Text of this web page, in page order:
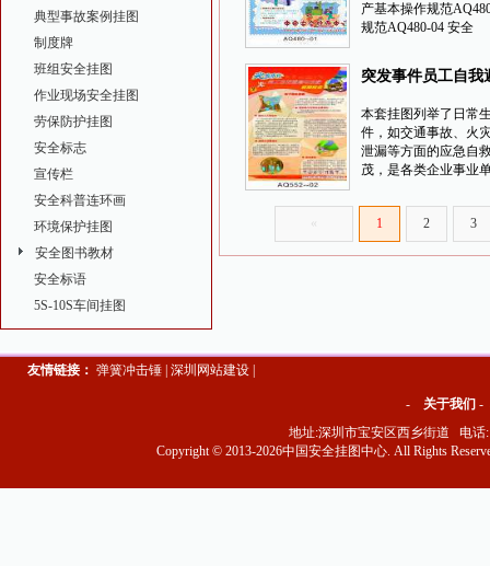
典型事故案例挂图
制度牌
班组安全挂图
作业现场安全挂图
劳保防护挂图
安全标志
宣传栏
安全科普连环画
环境保护挂图
安全图书教材
安全标语
5S-10S车间挂图
产基本操作规范
规范AQ480-04 安全
突发事件员工自我
本套挂图列举了日常
件，如交通事故、火
泄漏等方面的应急自
茂，是各类企业事业
« 1 2 3
友情链接： 弹簧冲击锤 深圳网站建设
- 关于我们 -
地址:深圳市宝安区西乡街道 电话
Copyright © 2013-2026中国安全挂图中心. All Rights